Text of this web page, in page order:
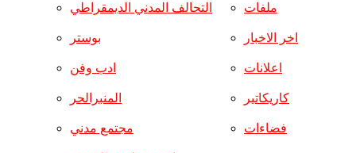
التحالف المدني الديمقراطي
بوستر
ادب وفن
المنبرالحر
مجتمع مدني
ملفات
اخر الاخبار
اعلانات
كاريكاتير
فضاءات